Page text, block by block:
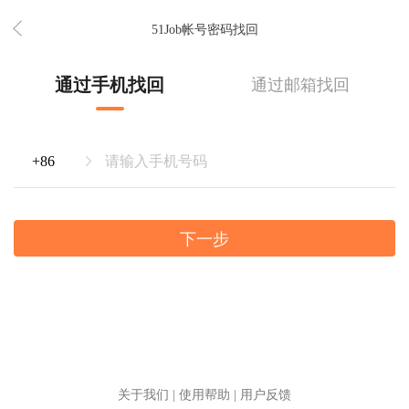
51Job帐号密码找回
通过手机找回 通过邮箱找回
下一步
关于我们 使用帮助 用户反馈